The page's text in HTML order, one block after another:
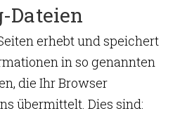
Dateien
erhebt und speichert
in so genannten
die Ihr Browser
übermittelt. Dies sind: